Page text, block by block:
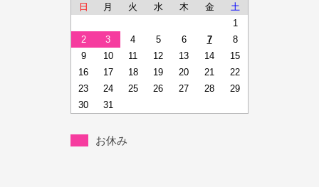
日
月 火 水 木 金
土
1
2
3 4 5 6 7
8
9
10 11 12 13 14
15
16
17 18 19 20 21
22
23
24 25 26 27 28
29
30
31
お休み